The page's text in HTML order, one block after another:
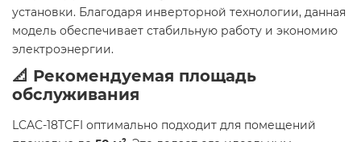
установки. Благодаря инверторной технологии, данная
модель обеспечивает стабильную работу и экономию
электроэнергии.
📐 Рекомендуемая площадь
обслуживания
LCAC-18TCFI оптимально подходит для помещений